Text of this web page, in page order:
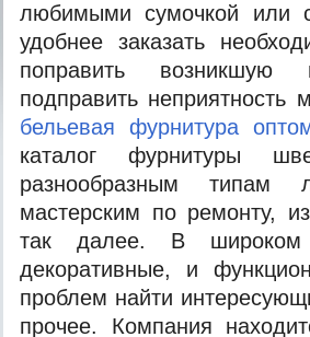
любимыми сумочкой или
удобнее заказать
поправить возникшую
подправить неприятность
бельевая фурнитура
каталог фурнитуры
разнообразным типам
мастерским по ремонту,
так далее. В широком
декоративные, и
проблем найти
прочее. Компания